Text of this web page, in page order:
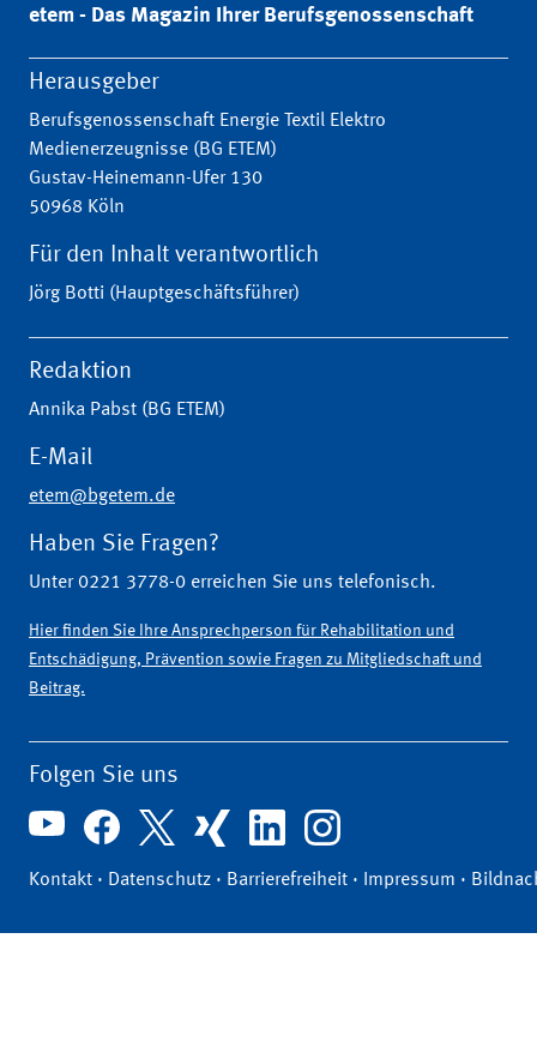
etem - Das Magazin Ihrer Berufsgenossenschaft
Herausgeber
Berufsgenossenschaft Energie Textil Elektro
Medienerzeugnisse (BG ETEM)
Gustav-Heinemann-Ufer 130
50968 Köln
Für den Inhalt verantwortlich
Jörg Botti (Hauptgeschäftsführer)
Redaktion
Annika Pabst (BG ETEM)
E-Mail
etem@bgetem.de
Haben Sie Fragen?
Unter 0221 3778-0 erreichen Sie uns telefonisch.
Hier finden Sie Ihre Ansprechperson für Rehabilitation und
Entschädigung, Prävention sowie Fragen zu Mitgliedschaft und
Beitrag.
Folgen Sie uns
Kontakt · Datenschutz · Barrierefreiheit · Impressum ·